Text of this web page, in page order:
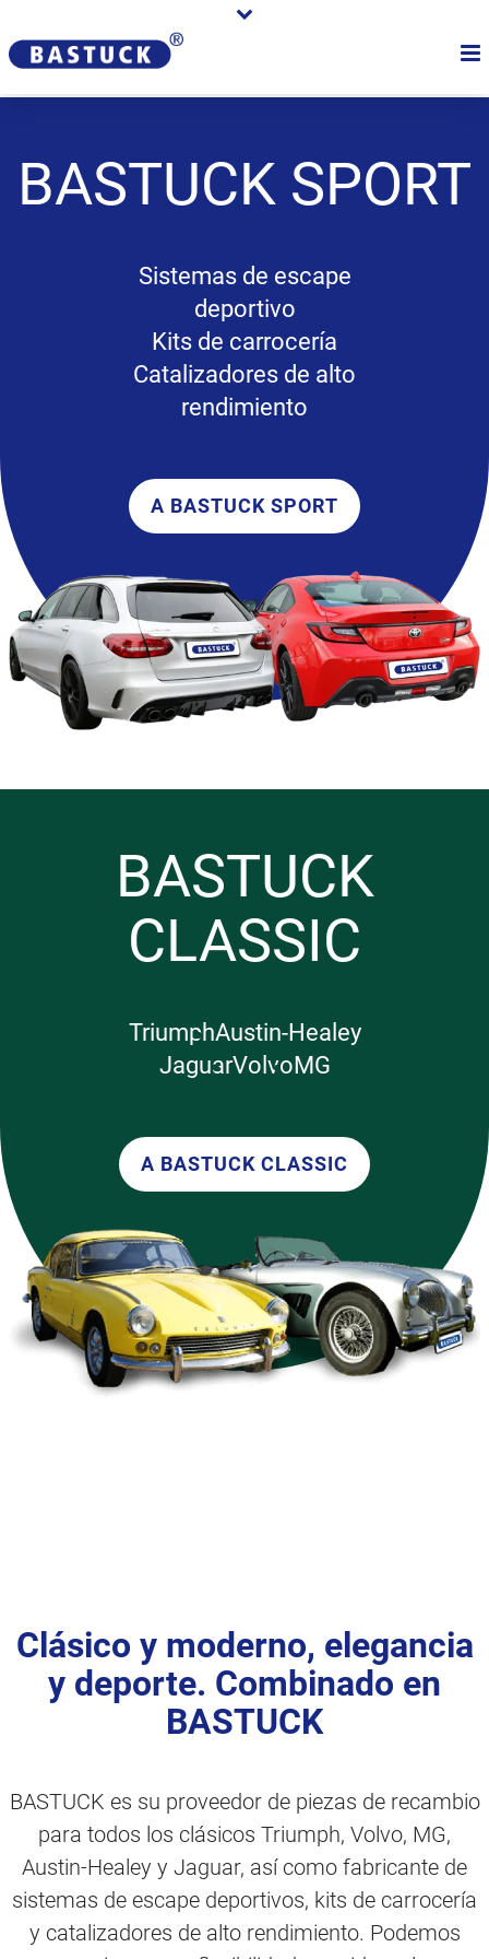
BASTUCK SPORT
Sistemas de escape
deportivo
Kits de carrocería
Catalizadores de alto
rendimiento
A BASTUCK SPORT
BASTUCK
CLASSIC
TriumphAustin-Healey
JaguarVolvoMG
A BASTUCK CLASSIC
Clásico y moderno, elegancia
y deporte. Combinado en
BASTUCK
BASTUCK es su proveedor de piezas de recambio
para todos los clásicos Triumph, Volvo, MG,
Austin-Healey y Jaguar, así como fabricante de
sistemas de escape deportivos, kits de carrocería
y catalizadores de alto rendimiento. Podemos